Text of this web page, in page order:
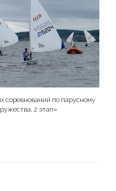
соревнований по парусному
2 этап»